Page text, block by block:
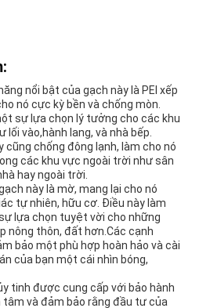
nổi bật của gạch này là PEI xếp
nó cực kỳ bền và chống mòn.
sự lựa chọn lý tưởng cho các khu
lối vào,hành lang, và nhà bếp.
cũng chống đông lạnh, làm cho nó
các khu vực ngoài trời như sân
hay ngoài trời.
này là mờ, mang lại cho nó
tự nhiên, hữu cơ. Điều này làm
lựa chọn tuyệt vời cho những
nông thôn, đất hơn.Các cạnh
bảo một phù hợp hoàn hảo và cài
của bạn một cái nhìn bóng,
tinh được cung cấp với bảo hành
tâm và đảm bảo rằng đầu tư của